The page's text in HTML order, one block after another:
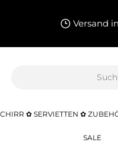
Versand
✿ SERVIETTEN ✿
SALE